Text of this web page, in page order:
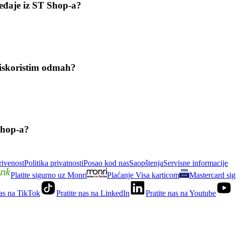
iz ST Shop-a?
odmah?
a?
Politika privatnostiPosao kod nasSaopštenjaServisne informacije
Platite sigurno uz Monri Plaćanje Visa karticom Mastercard
na TikTok Pratite nas na LinkedIn
Pratite nas na Youtube